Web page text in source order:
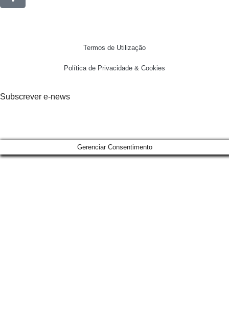
Termos de Utilização
Política de Privacidade & Cookies
Subscrever e-news
Gerenciar Consentimento